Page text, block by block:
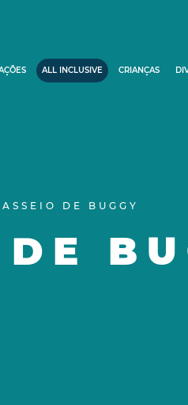
ALL INCLUSIVE CRIANÇAS
DE BUGGY